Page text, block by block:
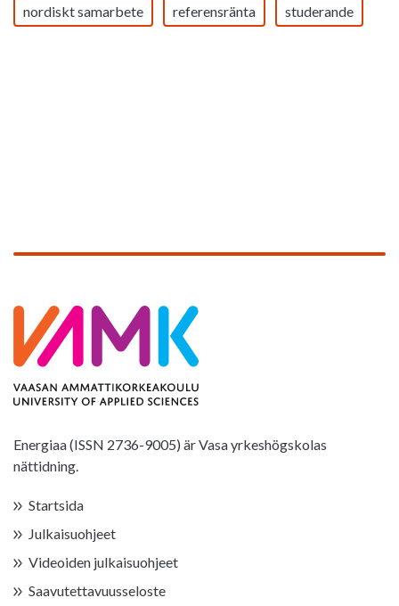
nordiskt samarbete referensränta studerande
Energiaa (ISSN 2736-9005) är Vasa yrkeshögskolas
nättidning.
Startsida
Julkaisuohjeet
Videoiden julkaisuohjeet
Saavutettavuusseloste